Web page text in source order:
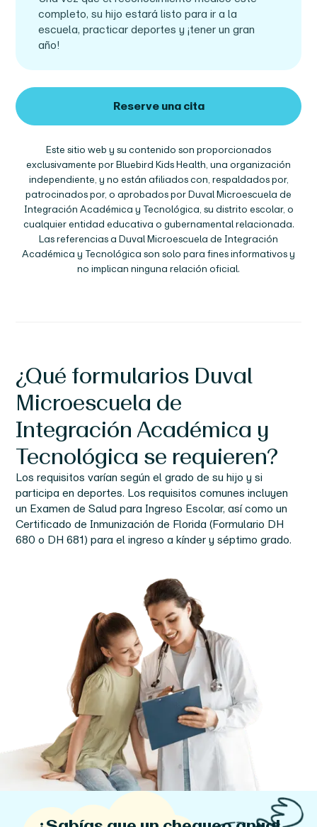
completo, su hijo estará listo para ir a la
escuela, practicar deportes y ¡tener un gran
año!
Reserve una cita
Este sitio web y su contenido son proporcionados
exclusivamente por Bluebird Kids Health, una organización
independiente, y no están afiliados con, respaldados por,
patrocinados por, o aprobados porDuval Microescuela de
Integración Académica y Tecnológica, su distrito escolar, o
cualquier entidad educativa o gubernamental relacionada.
Las referencias a Duval Microescuela de Integración
Académica y Tecnológica son solo para fines informativos y
no implican ninguna relación oficial.
¿Qué formularios Duval
Microescuela de
Integración Académica y
Tecnológica se requieren?
Los requisitos varían según el grado de su hijo y si
participa en deportes. Los requisitos comunes incluyen
un Examen de Salud para Ingreso Escolar, así como un
Certificado de Inmunización de Florida (Formulario DH
680 o DH 681) para el ingreso a kínder y séptimo grado.